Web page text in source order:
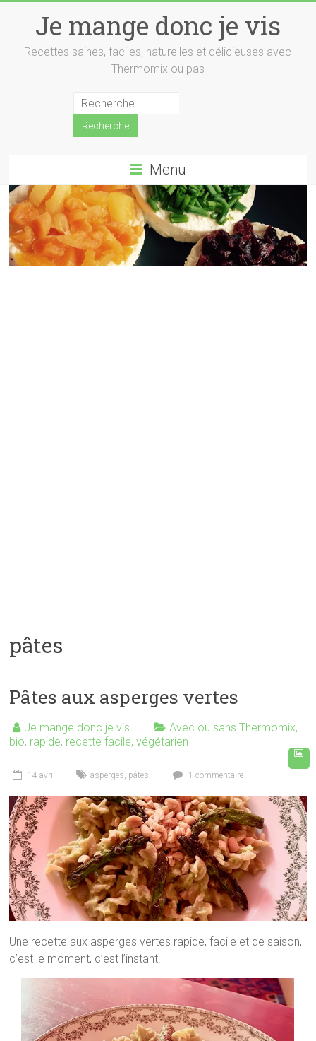
contentJe mange donc je vis
Recettes saines, faciles, naturelles et délicieuses avec
Thermomix ou pas
Menu
pâtes
Pâtes aux asperges vertes
Je mange donc je vis Avec ou sans Thermomix,
bio, rapide, recette facile,végétarien
14 avril asperges, pâtes 1 commentaire
Une recette aux asperges vertes rapide, facile et de saison,
c’est le moment, c’est l’instant!